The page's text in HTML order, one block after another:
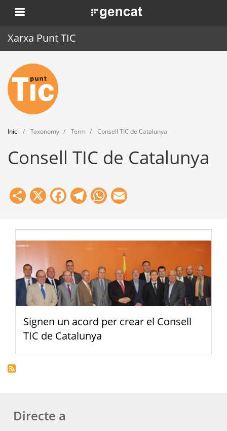
Vés
al
. Obre en una nova finestra.
Xarxa Punt TIC
Inici
Punt TIC
Actualitat
Agenda
Formació
Eines
Inici Taxonomy Term Consell TIC de Catalunya
Consell TIC de Catalunya
Share
X Facebook
Telegram
WhatsApp
Signen un acord per crear el Consell
TIC de Catalunya
Directe a